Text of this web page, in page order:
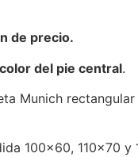
de precio.
del pie central.
Munich
100×60, 110×70 y